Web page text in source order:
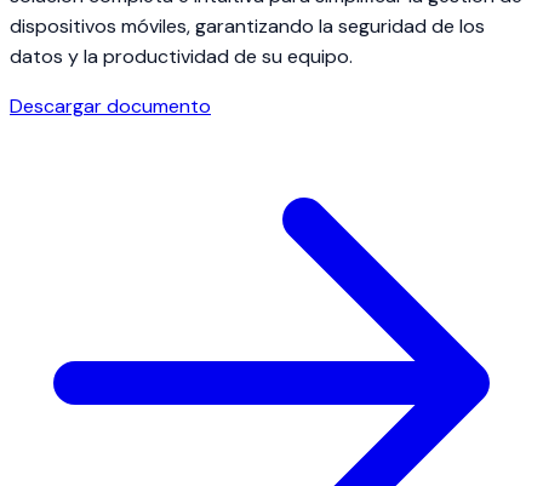
dispositivos móviles, garantizando la seguridad de los
datos y la productividad de su equipo.
Descargar documento